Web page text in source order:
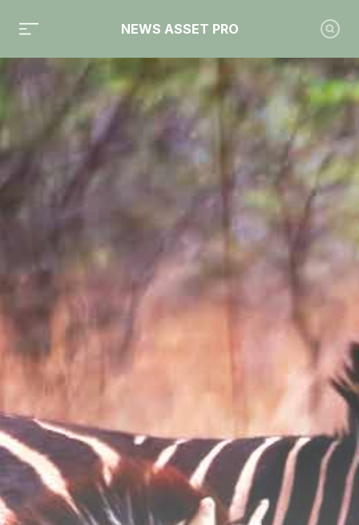
NEWS ASSET PRO
Toute l'actualité sur le tag "collecte 2022"